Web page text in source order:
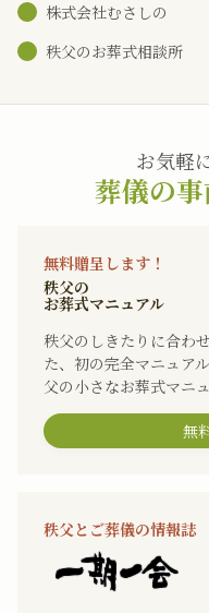
株式会社むさしの
秩父のお葬式相談所
お気軽
葬儀の
無料贈呈します！
秩父の
お葬式マニュアル
秩父のしきたりに合わ
た、初の完全マニュア
父の小さなお葬式マニ
無
秩父とご葬儀の情報誌